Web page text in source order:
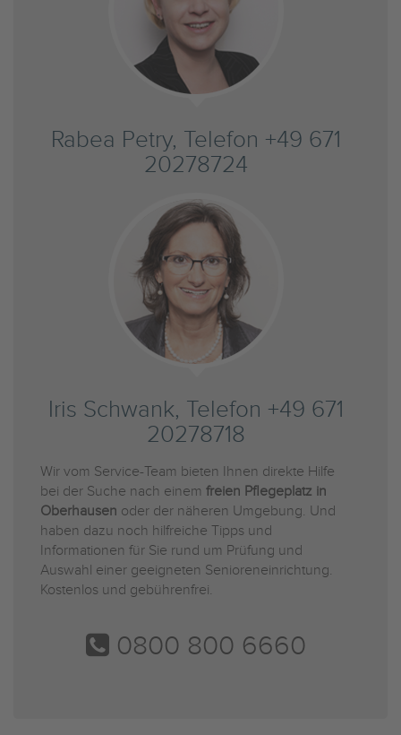
Rabea Petry, Telefon +49 671
20278724
Iris Schwank, Telefon +49 671
20278718
Wir vom Service-Team bieten Ihnen direkte Hilfe
bei der Suche nach einem freien Pflegeplatz in
Oberhausen oder der näheren Umgebung. Und
haben dazu noch hilfreiche Tipps und
Informationen für Sie rund um Prüfung und
Auswahl einer geeigneten Senioreneinrichtung.
Kostenlos und gebührenfrei.
0800 800 6660